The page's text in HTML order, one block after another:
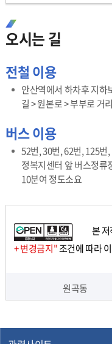
드
뷰
길
찾
크
게
오시는 길
전철 이용
안산역에서 하차후 지하
길 > 원본로 > 부부로 거
버스 이용
52번, 30번, 62번, 125번
정복지센터 앞 버스정류
10분여 정도소요
본
+ 변경금지"조건에 따라
원곡동